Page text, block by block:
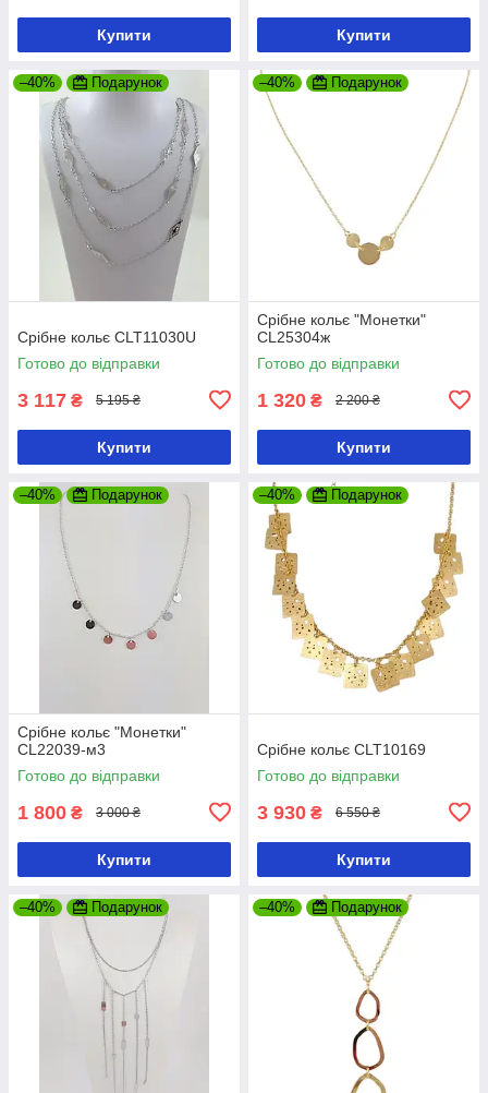
Купити Купити
–40% Подарунок
Срібне кольє CLT11030U
Готово до відправки
3 117 ₴ 5 195 ₴
Купити
–40% Подарунок
Срібне кольє "Монетки"
CL25304ж
Готово до відправки
1 320 ₴ 2 200 ₴
Купити
–40% Подарунок
Срібне кольє "Монетки"
CL22039-м3
Готово до відправки
1 800 ₴ 3 000 ₴
Купити
–40% Подарунок
Срібне кольє CLT10169
Готово до відправки
3 930 ₴ 6 550 ₴
Купити
–40% Подарунок –40% Подарунок